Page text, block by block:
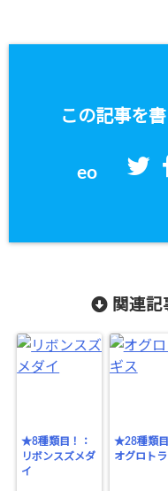
この記事を
eo
関連記
★8種類目！：
リボンスズメダ
イ
★28種類目
オグロト